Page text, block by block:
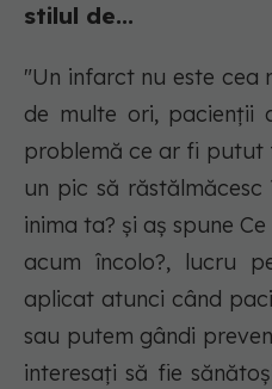
stilul de...
"Un infarct nu este cea
de multe ori, pacienții
problemă ce ar fi putut
un pic să răstălmăcesc
inima ta? și aș spune
acum încolo?, lucru
aplicat atunci când
sau putem gândi
interesați să fie